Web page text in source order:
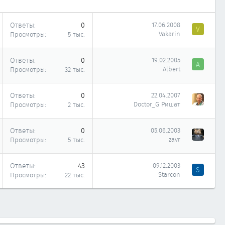
Ответы 0
Просмотры 5 тыс.
17.06.2008
Vakarin
V
Ответы 0
Просмотры 32 тыс.
19.02.2005
Albert
A
Ответы 0
Просмотры 2 тыс.
22.04.2007
Doctor_G Ришат
Ответы 0
Просмотры 5 тыс.
05.06.2003
zavr
Ответы 43
Просмотры 22 тыс.
09.12.2003
Starcon
S